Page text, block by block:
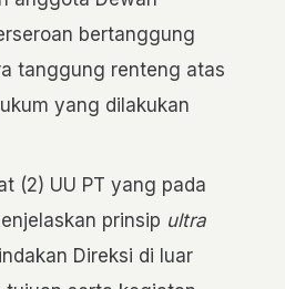
bertanggung
tanggung renteng atas
yang dilakukan
(2) UU PT yang pada
prinsip ultra
Direksi di luar